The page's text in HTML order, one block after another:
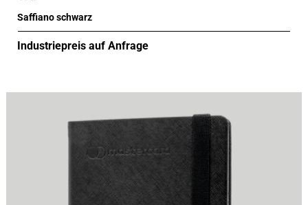
Saffiano schwarz
Industriepreis auf Anfrage